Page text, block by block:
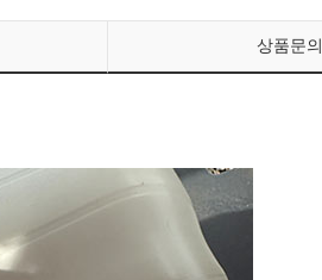
상품문의